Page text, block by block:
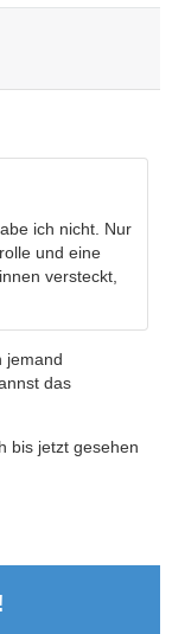
ich nicht. Nur
und eine
versteckt,
jemand
das
bis jetzt gesehen